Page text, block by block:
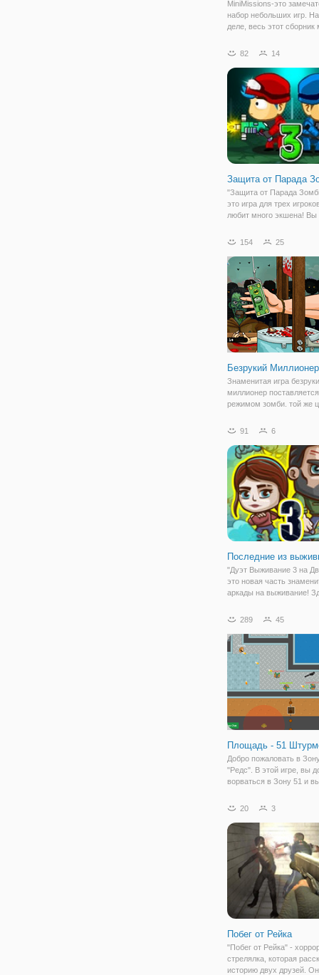
MiniMissions-это
набор небольших игр.
деле, весь этот сборник
мини-игра-это миссия,
чтобы как можно больше
прогресса и
82 14
Защита от Парада
"Защита от Парада
это игра для трех
любит много экшена! Вы
себя управление
человеческий лагерь.
154 25
Безрукий
Знаменитая игра
миллионер
режимом зомби. той же
стороне гильотины в
улова вы будете
больше денег в
91 6
Последние из
"Дуэт Выживание 3 на
это новая часть
аркады на выживание!
с отважной парочкой.
оказались отличной
отменно
289 45
Площадь - 51
Добро пожаловать в
"Редс". В этой игре, вы
ворваться в Зону 51 и
Возможно, есть
работа, чтобы найти
выйти из него
20 3
Побег от Рейка
"Побег от Рейка" -
стрелялка, которая
историю двух друзей.